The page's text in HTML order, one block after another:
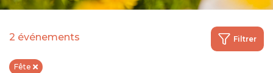
Filtrer
2 événements
Fête